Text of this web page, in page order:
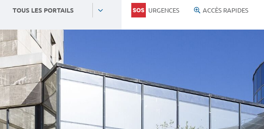
TOUS LES PORTAILS URGENCES ACCÈS RAPIDES